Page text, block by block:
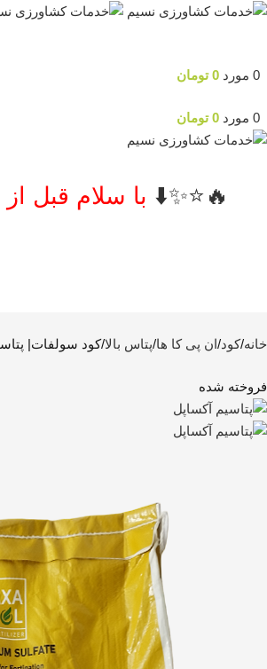
0 مورد 0 تومان
0 مورد 0 تومان
🔥⭐️✨⬇️ با سلام قبل
خانه کود ان پی کا ها پتاس بالا کود سولفات| پتاسیم
فروخته شده